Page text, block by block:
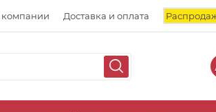
Доставка и оплата